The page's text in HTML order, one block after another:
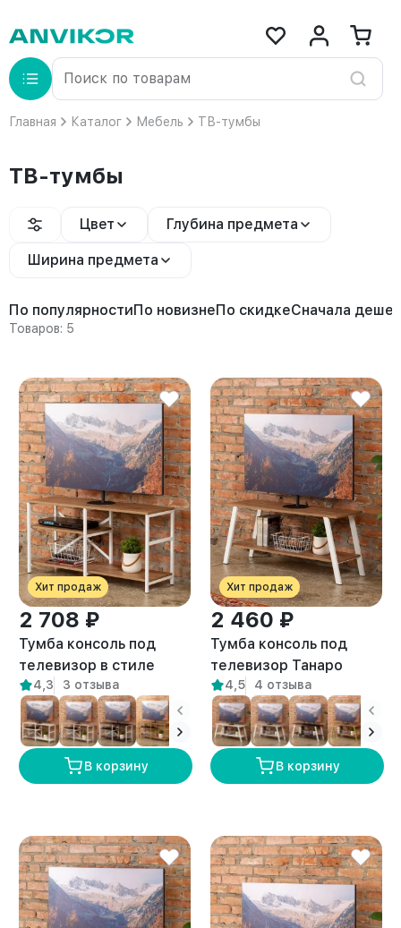
Главная Каталог Мебель ТВ-тумбы
ТВ-тумбы
Цвет Глубина предмета
Ширина предмета
По популярностиПо новизнеПо скидкеСначала
Товаров: 5
Хит продаж
2 708 ₽
Тумба консоль под
телевизор в стиле
лофт Арно белый/
амаретто
4,3 3 отзыва
В корзину
Хит продаж
2 460 ₽
Тумба консоль под
телевизор Танаро
белый/амаретто
4,5 4 отзыва
В корзину